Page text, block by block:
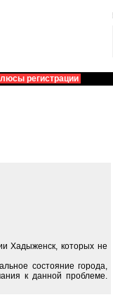
регистрации
Хадыженск, которых не
состояние города,
к данной проблеме.